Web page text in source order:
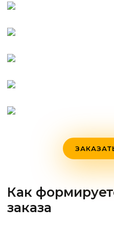
Как
заказа